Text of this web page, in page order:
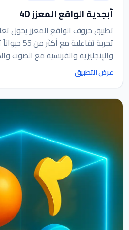
أبجدية الواقع المعزز 4D
تطبيق حروف الواقع المعزز يحول
تجربة
والإنجليزية والفرنسية مع الصوت
عرض التطبيق